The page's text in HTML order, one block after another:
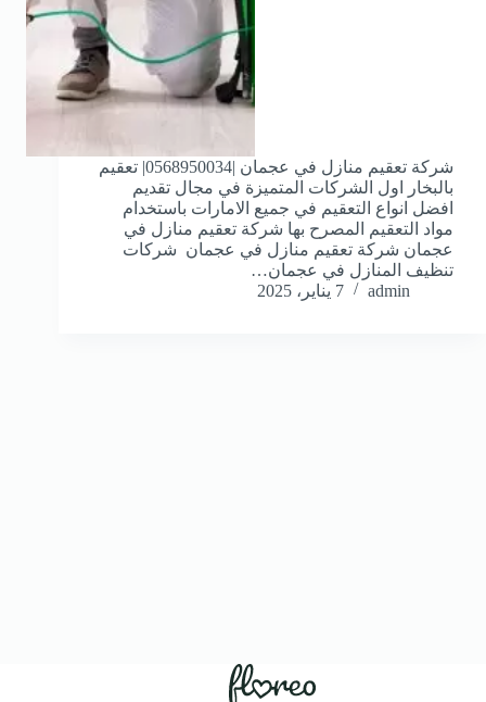
شركة تعقيم منازل في عجمان |0568950034| تعقيم
بالبخار اول الشركات المتميزة في مجال تقديم
افضل انواع التعقيم في جميع الامارات باستخدام
مواد التعقيم المصرح بها شركة تعقيم منازل في
عجمان شركة تعقيم منازل في عجمان شركات
تنظيف المنازل في عجمان…
admin
7 يناير، 2025